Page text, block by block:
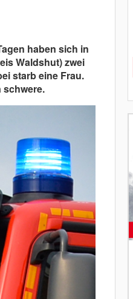
haben sich in
Waldshut) zwei
starb eine Frau.
schwere.